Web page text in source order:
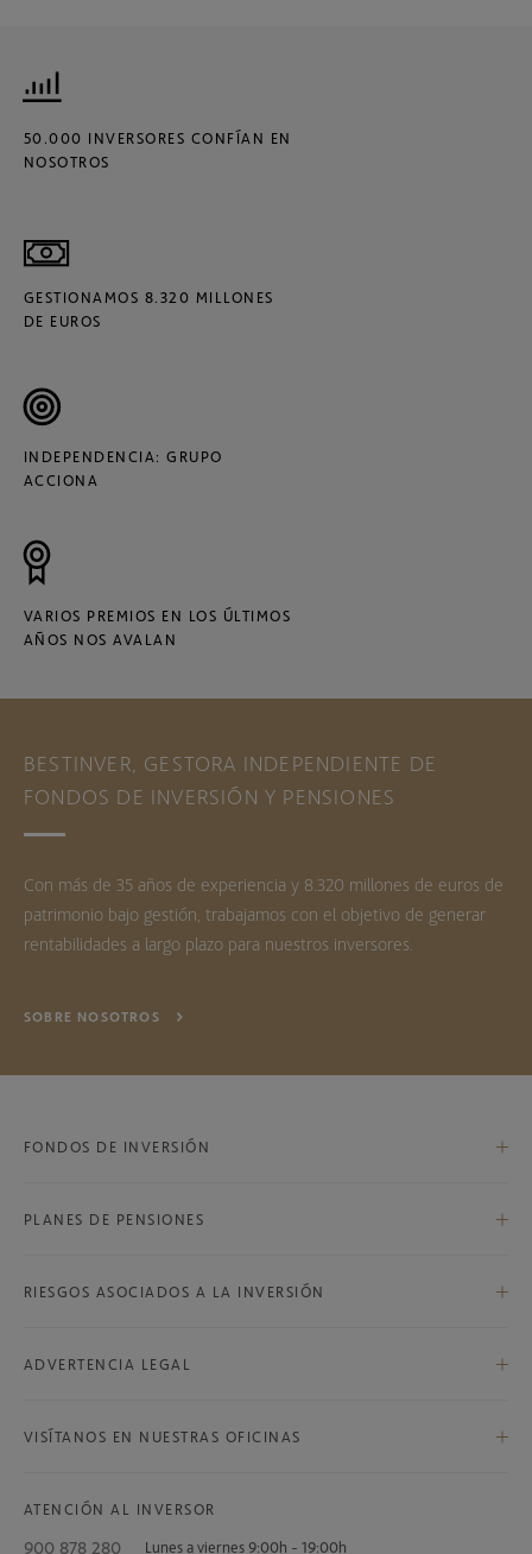
50.000 INVERSORES CONFÍAN EN
NOSOTROS
GESTIONAMOS 8.320 MILLONES
DE EUROS
INDEPENDENCIA: GRUPO
ACCIONA
VARIOS PREMIOS EN LOS ÚLTIMOS
AÑOS NOS AVALAN
BESTINVER, GESTORA INDEPENDIENTE DE
FONDOS DE INVERSIÓN Y PENSIONES
Con más de 35 años de experiencia y 8.320 millones de euros de
patrimonio bajo gestión, trabajamos con el objetivo de generar
rentabilidades a largo plazo para nuestros inversores.
SOBRE NOSOTROS
FONDOS DE INVERSIÓN
Bestinver Internacional, F.I.
Bestinver Grandes Compañías, F.I.
PLANES DE PENSIONES
Bestinver Plan Norteamérica, F.P.
RIESGOS ASOCIADOS A LA INVERSIÓN
ADVERTENCIA LEGAL
VISÍTANOS EN NUESTRAS OFICINAS
ATENCIÓN AL INVERSOR
900 878 280 Lunes a viernes 9:00h - 19:00h